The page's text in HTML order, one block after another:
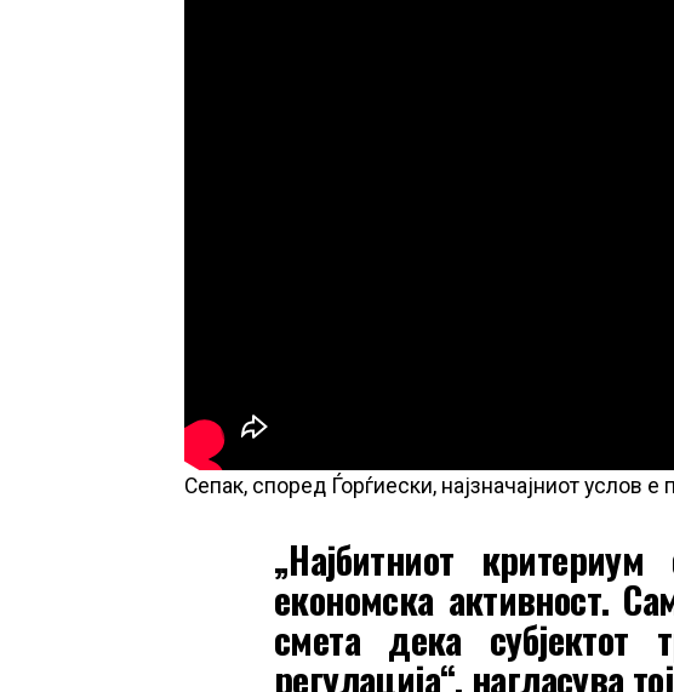
Сепак, според Ѓорѓиески, најзначајниот услов
„Најбитниот
економска активност.
смета дека
регулација“, нагласува